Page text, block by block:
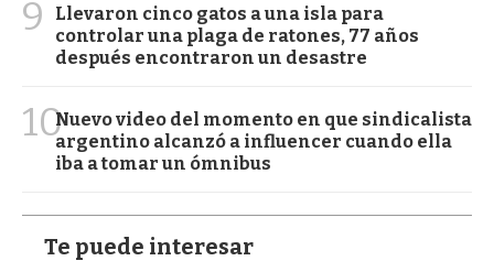
9
Llevaron cinco gatos a una isla para
controlar una plaga de ratones, 77 años
después encontraron un desastre
10Nuevo video del momento en que sindicalista
argentino alcanzó a influencer cuando ella
iba a tomar un ómnibus
Te puede interesar